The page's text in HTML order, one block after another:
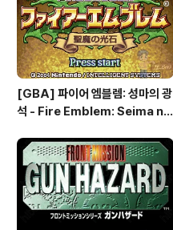
[GBA] 파이어 엠블렘: 성마의 광
석 - Fire Emblem: Seima no
ム 聖魔の光石, 파이어 엠블렘:
더 세이크리드 스톤즈 - Fire Em
blem: The Sacred Stones